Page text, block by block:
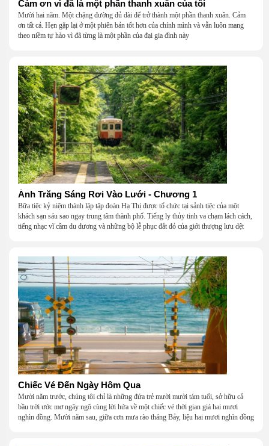
Cảm ơn vì đã là một phần thanh xuân của tôi
Mười hai năm. Một chặng đường đủ dài để trở thành một phần thanh xuân. Cảm
ơn tất cả. Hẹn gặp lại ở một phiên bản tốt hơn của chính mình và vẫn luôn mang
theo niềm tự hào vì đã từng là một phần của đại gia đình này
Ánh Trăng Sáng Rơi Vào Lưới - Chương 1
Bữa tiệc kỷ niệm thành lập tập đoàn Hạ Thị được tổ chức tại sảnh tiệc của một
khách sạn sáu sao ngay trung tâm thành phố. Tiếng ly thủy tinh va chạm lách cách,
tiếng nhạc vĩ cầm du dương và những bộ lễ phục đắt đỏ của giới thượng lưu dệt
Chiếc Vé Đến Ngày Hôm Qua
Mười năm trước, chúng tôi chỉ là những đứa trẻ mười mười tám tuổi, sở hữu cả
bầu trời ước mơ ngây ngô cùng lời hứa về một chiếc vé thời gian giá hai mươi
nghìn đồng. Mười năm sau, giữa cơn mưa rào tháng Bảy, liệu hai mươi nghìn đồng